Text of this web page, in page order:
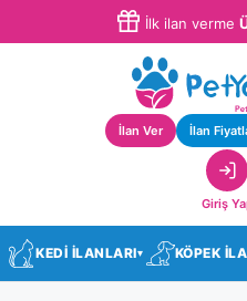
İlk ilan verme
İlan Ver İlan
Giriş
KEDİ İLANLARI▾ KÖPEK